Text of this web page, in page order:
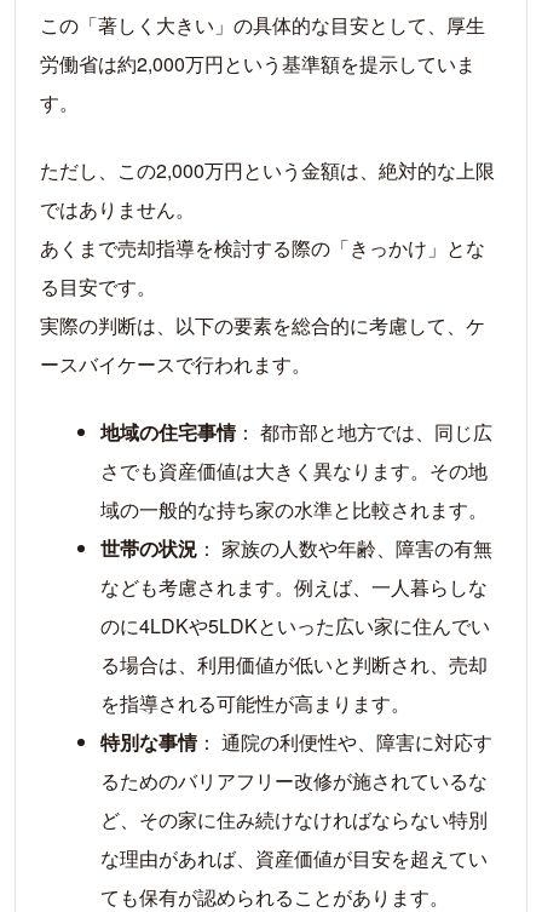
この「著しく大きい」の具体的な目安として、厚生
労働省は約2,000万円という基準額を提示していま
す。
ただし、この2,000万円という金額は、絶対的な上限
ではありません。
あくまで売却指導を検討する際の「きっかけ」とな
る目安です。
実際の判断は、以下の要素を総合的に考慮して、ケ
ースバイケースで行われます。
地域の住宅事情： 都市部と地方では、同じ広
さでも資産価値は大きく異なります。その地
域の一般的な持ち家の水準と比較されます。
世帯の状況 ： 家族の人数や年齢、障害の有無
なども考慮されます。例えば、一人暮らしな
のに4LDKや5LDKといった広い家に住んでい
る場合は、利用価値が低いと判断され、売却
を指導される可能性が高まります。
特別な事情： 通院の利便性や、障害に対応す
るためのバリアフリー改修が施されているな
ど、その家に住み続けなければならない特別
な理由があれば、資産価値が目安を超えてい
ても保有が認められることがあります。